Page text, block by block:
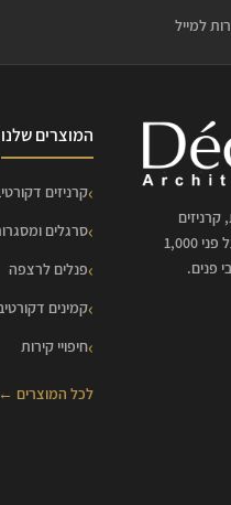
למייל
קרניזים
ופרופילים דקורטיביים. אולם תצוגה על פני 1,000
פנים.
המוצרים שלנו
קרניזים
סרגלים
פנלים לרצפה
קמינים
חיפויי קירות
לכל המוצרים ←